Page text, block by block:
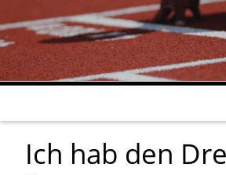
Ich hab den